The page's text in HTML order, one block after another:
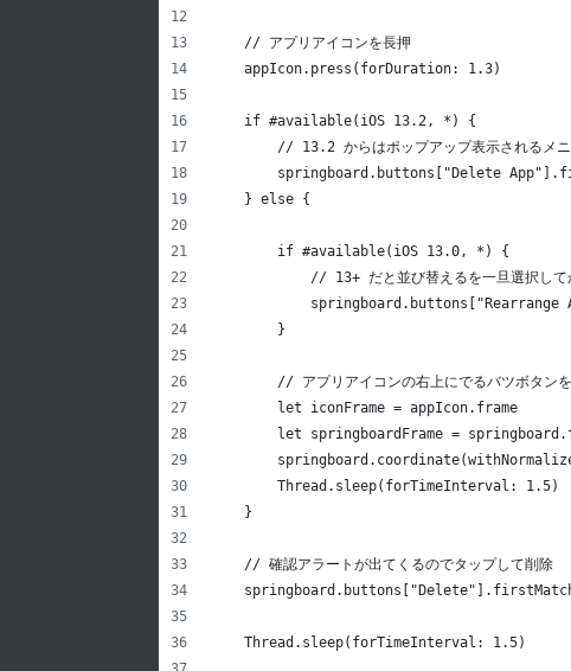
    // アプリアイコンを長押
    appIcon.press(forDuration: 1.3)
    if #available(iOS 13.2, *) {
// 13.2 からはポップアップ表示されるメ
springboard.buttons["Delete
    } else {
        if #available(iOS 13.0, *) {
// 13+ だと並び替えるを一旦選択して
springboard.buttons["Rearrange
        }
// アプリアイコンの右上にでるバツボタン
        let iconFrame = appIcon.frame
let springboardFrame =
        Thread.sleep(forTimeInterval: 1.5)
    }
    // 確認アラートが出てくるのでタップして削除
    Thread.sleep(forTimeInterval: 1.5)